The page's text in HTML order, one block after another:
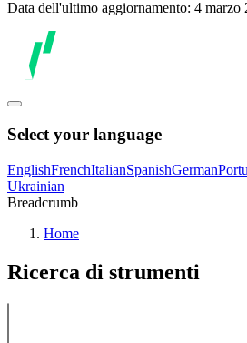
Data dell'ultimo aggiornamento: 4 marzo
Select your language
EnglishFrenchItalianSpanishGerman
Ukrainian
Breadcrumb
Home
Ricerca di strumenti